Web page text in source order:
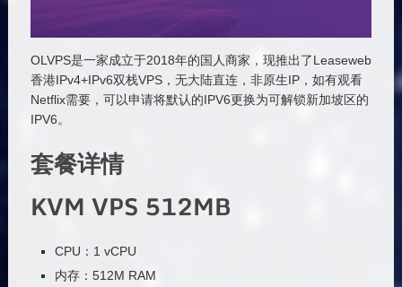
OLVPS是一家成立于2018年的国人商家，现推出了Leaseweb
香港IPv4+IPv6双栈VPS，无大陆直连，非原生IP，如有观看
Netflix需要，可以申请将默认的IPV6更换为可解锁新加坡区的
IPV6。
套餐详情
KVM VPS 512MB
CPU：1 vCPU
内存：512M RAM